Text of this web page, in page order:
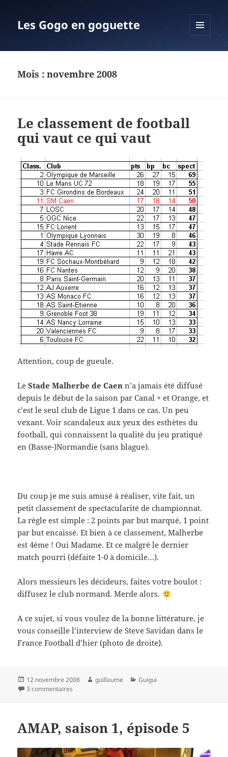
Les Gogo en goguette
Mois :novembre 2008
Le classement de football
qui vaut ce qui vaut
Attention, coup de gueule.
LeStade Malherbe de Caen n’a jamais été diffusé
depuis le début de la saison par Canal + et Orange, et
c’est le seul club de Ligue 1 dans ce cas. Un peu
vexant. Voir scandaleux aux yeux des esthètes du
football, qui connaissent la qualité du jeu pratiqué
en (Basse-)Normandie (sans blague).
Du coup je me suis amusé à réaliser, vite fait, un
petit classement despectacularité de championnat.
La règle est simple : 2 points par but marqué, 1 point
par but encaissé. Et bien à ce classement, Malherbe
est 4ème ! Oui Madame. Et ce malgré le dernier
match pourri (défaite 1-0 à domicile…).
Alors messieurs les décideurs, faites votre boulot :
diffusez le club normand. Merde alors.
A ce sujet, si vous voulez de la bonne littérature, je
vous conseille l’interview de Steve Savidan dans le
France Football d’hier (photo de droite).
Publié
le
12 novembre 2008 Auteur
guillaume Catégories
Guigui
3 commentaires
AMAP, saison 1, épisode 5